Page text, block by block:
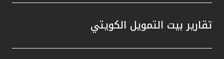
تقارير بيت التمويل الكويتي